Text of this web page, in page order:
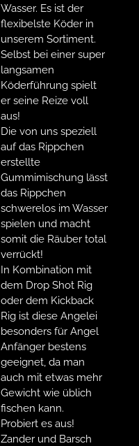
Wasser. Es ist der
flexibelste Köder in
unserem Sortiment.
Selbst bei einer super
langsamen
Köderführung spielt
er seine Reize voll
aus!
Die von uns speziell
auf das Rippchen
erstellte
Gummimischung lässt
das Rippchen
schwerelos im Wasser
spielen und macht
somit die Räuber total
verrückt!
In Kombination mit
dem Drop Shot Rig
oder dem Kickback
Rig ist diese Angelei
besonders für Angel
Anfänger bestens
geeignet, da man
auch mit etwas mehr
Gewicht wie üblich
fischen kann.
Probiert es aus!
Zander und Barsch